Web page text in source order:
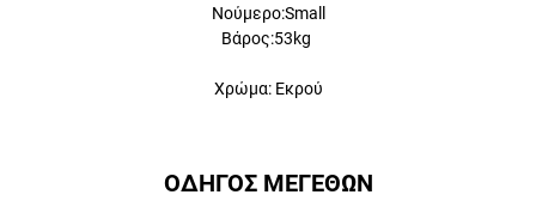
Νούμερο:Small
Βάρος:53kg
Χρώμα: Εκρού
ΟΔΗΓΟΣ ΜΕΓΕΘΩΝ